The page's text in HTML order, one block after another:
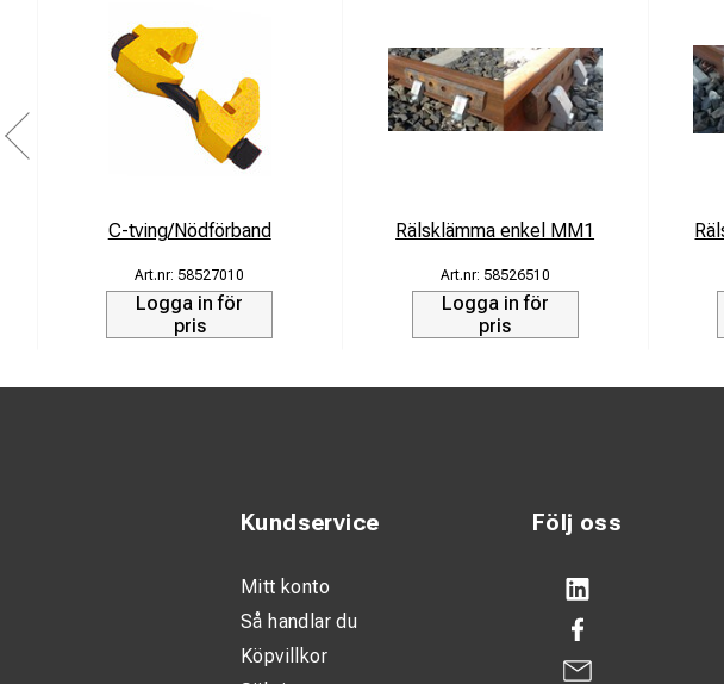
C-tving/Nödförband
58527010
Logga in för
pris
Rälsklämma enkel MM1
58526510
Logga in för
pris
Följ oss
Kundservice
Mitt konto
Så handlar du
Köpvillkor